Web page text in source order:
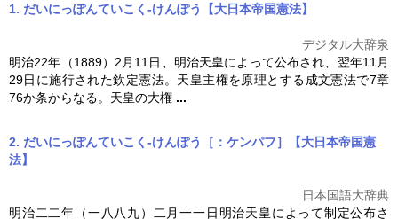
1. だいにっぽんていこく‐けんぽう【大日本帝国憲法】
デジタル大辞泉
明治22年（1889）2月11日、明治天皇によって公布され、翌年11月
29日に施行された欽定憲法。天皇主権を原理とする成文憲法で7章
76か条からなる。天皇の大権 ...
2. だいにっぽんていこく‐けんぽう［：ケンパフ］【大日本帝国憲
法】
日本国語大辞典
明治二二年（一八八九）二月一一日明治天皇によって制定公布さ